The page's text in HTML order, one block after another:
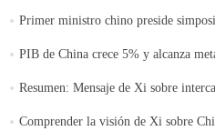
Primer ministro chino preside
PIB de China crece 5% y alcanza
Resumen: Mensaje de Xi sobre
Comprender la visión de Xi sobre